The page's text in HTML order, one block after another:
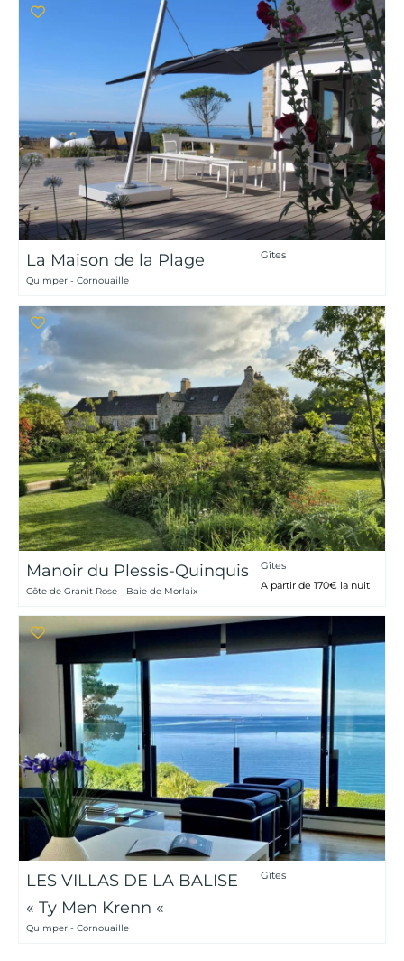
La Maison de la Plage
Quimper - Cornouaille
Gîtes
Manoir du Plessis-Quinquis
Côte de Granit Rose - Baie de Morlaix
Gîtes
A partir de 170€ la nuit
LES VILLAS DE LA BALISE
« Ty Men Krenn «
Quimper - Cornouaille
Gîtes